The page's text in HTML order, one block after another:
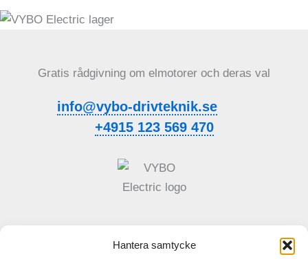
Hantera samtycke
Gratis rådgivning om elmotorer och deras val
info@vybo-drivteknik.se
+4915 123 569 470